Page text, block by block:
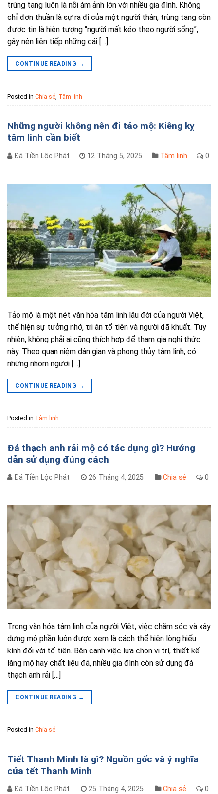
trùng tang luôn là nỗi ám ảnh lớn với nhiều gia đình. Không
chỉ đơn thuần là sự ra đi của một người thân, trùng tang còn
được tin là hiện tượng “người mất kéo theo người sống”,
gây nên liên tiếp những cái […]
CONTINUE READING →
Posted in Chia sẻ Tâm linh
Những người không nên đi tảo mộ: Kiêng kỵ
tâm linh cần biết
Đá Tiền Lộc Phát 12 Tháng 5, 2025 Tâm linh 0
Tảo mộ là một nét văn hóa tâm linh lâu đời của người Việt,
thể hiện sự tưởng nhớ, tri ân tổ tiên và người đã khuất. Tuy
nhiên, không phải ai cũng thích hợp để tham gia nghi thức
này. Theo quan niệm dân gian và phong thủy tâm linh, có
những nhóm người […]
CONTINUE READING →
Posted in Tâm linh
Đá thạch anh rải mộ có tác dụng gì? Hướng
dẫn sử dụng đúng cách
Đá Tiền Lộc Phát 26 Tháng 4, 2025 Chia sẻ 0
Trong văn hóa tâm linh của người Việt, việc chăm sóc và xây
dựng mộ phần luôn được xem là cách thể hiện lòng hiếu
kính đối với tổ tiên. Bên cạnh việc lựa chọn vị trí, thiết kế
lăng mộ hay chất liệu đá, nhiều gia đình còn sử dụng đá
thạch anh rải […]
CONTINUE READING →
Posted in Chia sẻ
Tiết Thanh Minh là gì? Nguồn gốc và ý nghĩa
của tết Thanh Minh
Đá Tiền Lộc Phát 25 Tháng 4, 2025 Chia sẻ 0